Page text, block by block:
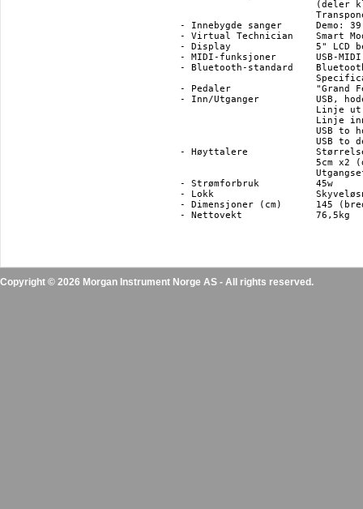
- Innebygde sanger 	Demo: 39 sanger Pianostykker: 29 sanger Concert Magic: 176 sanger
- Virtual Technician	Smart Mode: 10 presets (styres via PianoRemote-appen)
- Display		5" LCD berøringsskjerm
- MIDI-funksjoner	USB-MIDI, Bluetooth MIDI *
- Bluetooth-standard 	Bluetooth (Ver. 5.0; GATT compatible), Bluetooth Low Energy MIDI
- Pedaler		"Grand Feel" pedalsystem - Sustain (med half-pedal support), Soft, Sostenuto
- Inn/Utganger		USB, hodetelefonutgang x 2 (1/4" + 1/8")
- Høyttalere 		Størrelse: 13cm x2 (basshøyttalere), 8cm x2 (topphøyttalere),
- Strømforbruk		45w
- Lokk			Skyveløsning
- Dimensjoner (cm) 	145 (bredde) x 49,5 (dybde) x 97 (høyde)
- Nettovekt		76,5kg
Copyright © 2026 Morgan Instrument Norge AS - All rights reserved.